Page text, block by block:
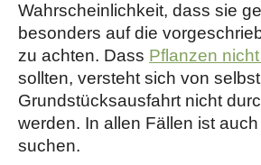
Wahrscheinlichkeit, dass sie
besonders auf die
zu achten. Dass Pflanzen
sollten, versteht sich von
Grundstücksausfahrt nicht
werden. In allen Fällen ist
suchen.